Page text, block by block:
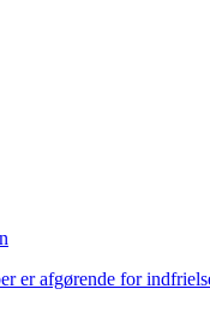
er afgørende for